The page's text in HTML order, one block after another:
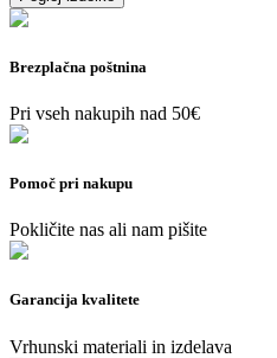
Brezplačna poštnina
Pri vseh nakupih nad 50€
Pomoč pri nakupu
Pokličite nas ali nam pišite
Garancija kvalitete
Vrhunski materiali in izdelava